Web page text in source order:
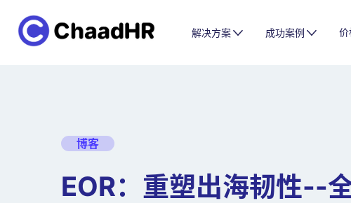
解决方案 成功案例 价
博客
EOR：重塑出海韧性--